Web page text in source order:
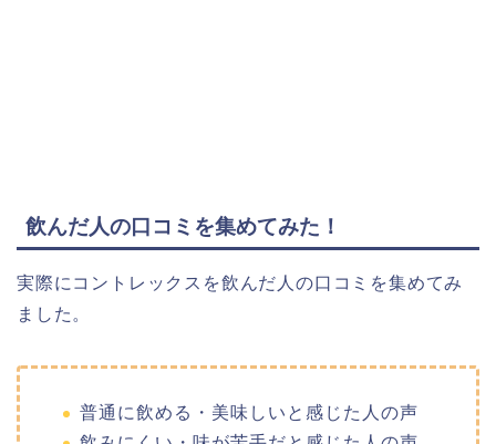
飲んだ人の口コミを集めてみた！
実際にコントレックスを飲んだ人の口コミを集めてみ
ました。
普通に飲める・美味しいと感じた人の声